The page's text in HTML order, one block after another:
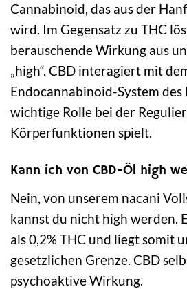
Cannabinoid, das aus der
wird. Im Gegensatz zu THC
berauschende Wirkung aus
„high“. CBD interagiert mit
Endocannabinoid-System des
wichtige Rolle bei der
Körperfunktionen spielt.
Kann ich von CBD-Öl high
Nein, von unserem nacani
kannst du nicht high werden.
als 0,2% THC und liegt somit
gesetzlichen Grenze. CBD
psychoaktive Wirkung.